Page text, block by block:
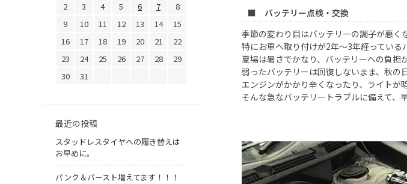
■ バッテリー点検・交換
季節の変わり目はバッテリーの調子が悪く
特にお車へ取り付けが2年～3年経っている
夏場は暑さでかなり、バッテリーへの負担
弱ったバッテリーは回復しないまま、秋の
エンジンがかかり辛くなったり、ライトが
そんな急なバッテリートラブルに備えて、
2
3 4 5 6 7
8
9
10 11 12 13 14
15
16
17 18 19 20 21
22
23
24 25 26 27 28
29
30
31
最近の投稿
スタッドレスタイヤへの履き替えは
お早めに。
パンク＆バースト増えてます！！！